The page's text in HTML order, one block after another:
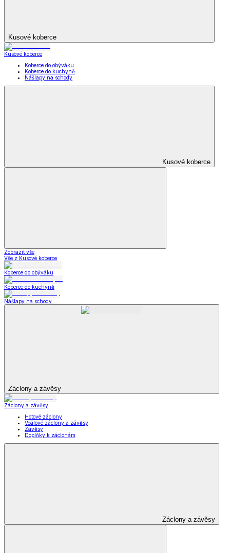
Kusové koberce
Kusové koberce
Koberce do obýváku
Koberce do kuchyně
Nášlapy na schody
Kusové koberce
Zobrazit vše
Vše z Kusové koberce
Koberce do obýváku
Koberce do kuchyně
Nášlapy na schody
Záclony a závěsy
Záclony a závěsy
Hotové záclony
Voálové záclony a závěsy
Závěsy
Doplňky k záclonám
Záclony a závěsy